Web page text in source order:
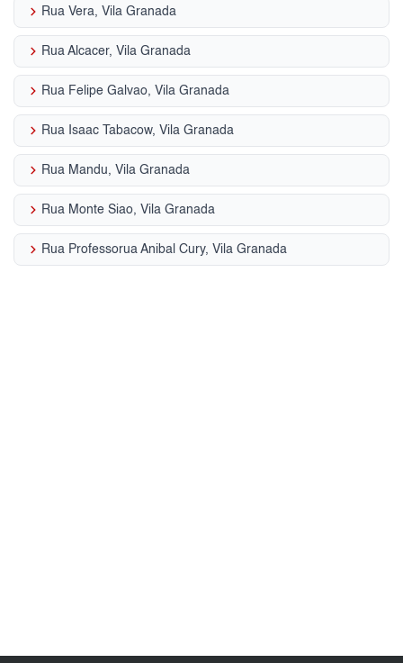
keyboard_arrow_right Rua Vera, Vila Granada
keyboard_arrow_right Rua Alcacer, Vila Granada
keyboard_arrow_right Rua Felipe Galvao, Vila Granada
keyboard_arrow_right Rua Isaac Tabacow, Vila Granada
keyboard_arrow_right Rua Mandu, Vila Granada
keyboard_arrow_right Rua Monte Siao, Vila Granada
keyboard_arrow_right Rua Professorua Anibal Cury, Vila Granada